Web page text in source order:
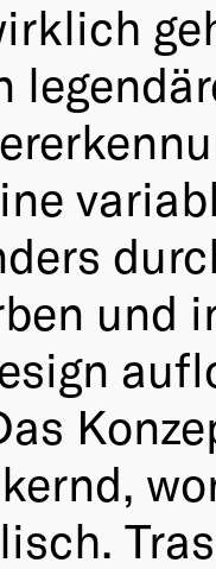
und